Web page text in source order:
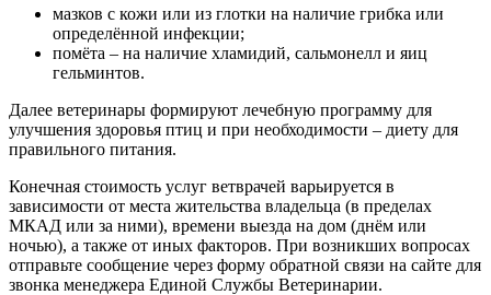
мазков с кожи или из глотки на наличие грибка или
определённой инфекции;
помёта – на наличие хламидий, сальмонелл и яиц
гельминтов.
Далее ветеринары формируют лечебную программу для
улучшения здоровья птиц и при необходимости – диету для
правильного питания.
Конечная стоимость услуг ветврачей варьируется в
зависимости от места жительства владельца (в пределах
МКАД или за ними), времени выезда на дом (днём или
ночью), а также от иных факторов. При возникших вопросах
отправьте сообщение через форму обратной связи на сайте для
звонка менеджера Единой Службы Ветеринарии.